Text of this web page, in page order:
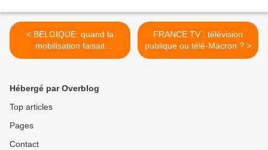
< BELGIQUE: quand la
mobilisation faisait
RECULER LE
FRANCE TV : télévision
publique ou télé-Macron ? >
Hébergé par Overblog
Top articles
Pages
Contact